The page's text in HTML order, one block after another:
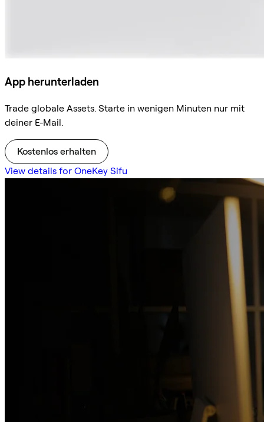
App herunterladen
Trade globale Assets. Starte in wenigen Minuten nur mit
deiner E-Mail.
Kostenlos erhalten
View details for OneKey Sifu